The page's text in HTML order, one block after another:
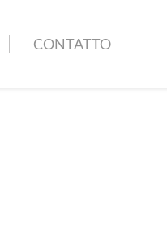
CONTATTO